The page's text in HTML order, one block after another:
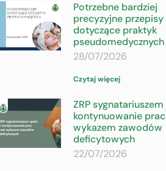
Potrzebne bardziej
precyzyjne przepisy
dotyczące praktyk
pseudomedycznych
28/07/2026
Czytaj więcej
ZRP
kontynuowanie
wykazem zawodów
deficytowych
22/07/2026